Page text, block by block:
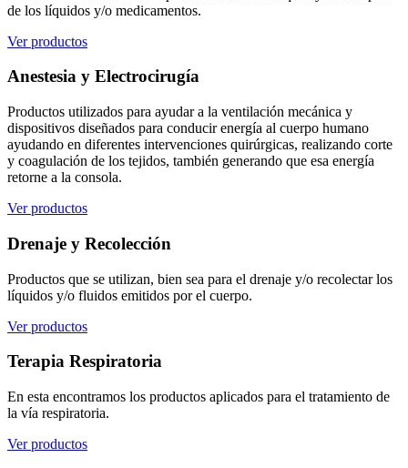
de los líquidos y/o medicamentos.
Ver productos
Anestesia y Electrocirugía
Productos utilizados para ayudar a la ventilación mecánica y
dispositivos diseñados para conducir energía al cuerpo humano
ayudando en diferentes intervenciones quirúrgicas, realizando corte
y coagulación de los tejidos, también generando que esa energía
retorne a la consola.
Ver productos
Drenaje y Recolección
Productos que se utilizan, bien sea para el drenaje y/o recolectar los
líquidos y/o fluidos emitidos por el cuerpo.
Ver productos
Terapia Respiratoria
En esta encontramos los productos aplicados para el tratamiento de
la vía respiratoria.
Ver productos